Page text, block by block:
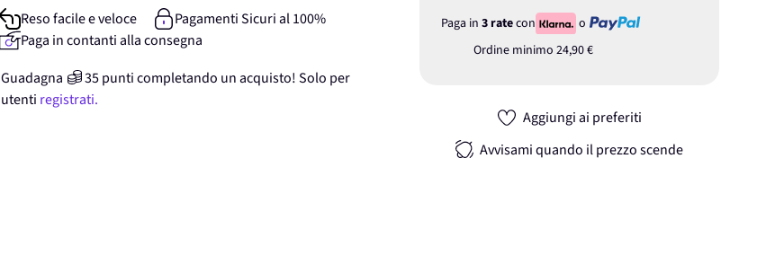
Paga in 3 ratecon
o
Ordine minimo 24,90 €
Aggiungi ai preferiti
Avvisami quando il prezzo scende
Reso facile e veloce
Pagamenti Sicuri al 100%
Paga in contanti alla consegna
Guadagna
35punticompletando un acquisto! Solo per
utenti registrati.